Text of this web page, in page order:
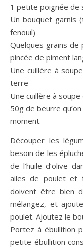
1 petite poignée de
Un bouquet garnis
fenouil)
Quelques grains de
pincée de piment
Une cuillère à
terre
Une cuillère à
50g de beurre
moment.
Découper les
besoin de les
de l’huile d’olive
ailes de poulet et
doivent être bien
mélangez, et
poulet. Ajoutez le
Portez à ébullition
petite ébullition